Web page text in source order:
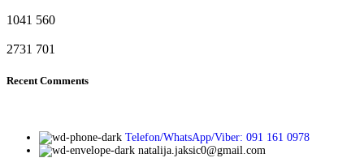
1041 560
2731 701
Recent Comments
Telefon/WhatsApp/Viber: 091 161 0978
natalija.jaksic0@gmail.com